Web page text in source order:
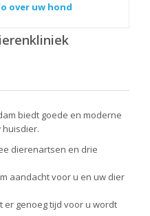
over uw hond
biedt goede en moderne
huisdier.
dierenartsen en drie
aandacht voor u en uw dier
genoeg tijd voor u wordt